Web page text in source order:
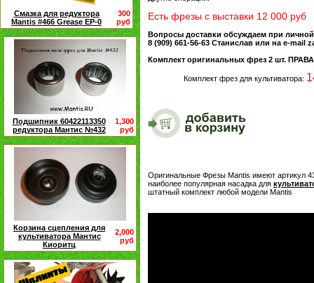
Смазка для редуктора
Mantis #466 Grease EP-0
300
руб
Подшипник 60422113350
редуктора Мантис №432
1,300
руб
Корзина сцепления для
культиватора Мантис
Киоритц
2,000
руб
Есть фрезы с выставки 12 000 руб
Вопросы доставки обсуждаем при
8 (909) 661-56-63 Станислав или на e-mail
Комплект оригинальных фрез 2 шт.
Комплект фрез для культиватора:
Оригинальные Фрезы Mantis имеют артикул
наиболее популярная насадка для
штатный комплект любой модели Mantis